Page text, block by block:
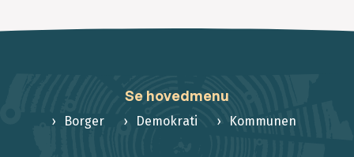
Se hovedmenu
Borger Demokrati Kommunen